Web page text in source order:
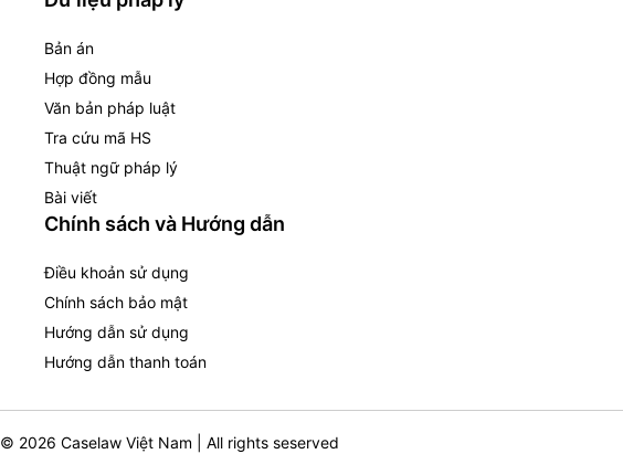
Bản án
Hợp đồng mẫu
Văn bản pháp luật
Tra cứu mã HS
Thuật ngữ pháp lý
Bài viết
Chính sách và Hướng dẫn
Điều khoản sử dụng
Chính sách bảo mật
Hướng dẫn sử dụng
Hướng dẫn thanh toán
© 2026 Caselaw Việt Nam | All rights seserved